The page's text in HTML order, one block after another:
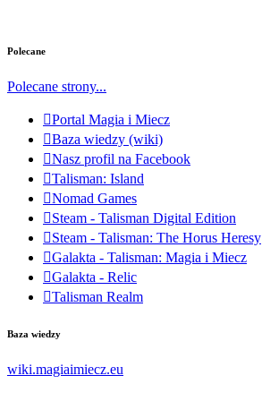
Polecane
Polecane strony...
Portal Magia i Miecz
Baza wiedzy (wiki)
Nasz profil na Facebook
Talisman: Island
Nomad Games
Steam - Talisman Digital Edition
Steam - Talisman: The Horus Heresy
Galakta - Talisman: Magia i Miecz
Galakta - Relic
Talisman Realm
Baza wiedzy
wiki.magiaimiecz.eu